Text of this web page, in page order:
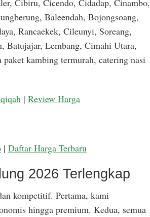
Cibiru, Cicendo, Cidadap, Cinambo,
Baleendah, Bojongsoang,
Rancaekek, Cileunyi, Soreang,
Batujajar, Lembang, Cimahi Utara,
kambing termurah, catering nasi
|Review Harga
| Daftar Harga Terbaru
2026 Terlengkap
kompetitif. Pertama, kami
hingga premium. Kedua, semua